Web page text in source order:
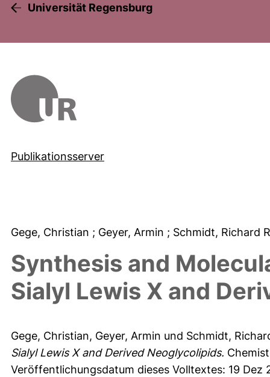
Universität Regensburg
Publikationsserver
Gege, Christian ; Geyer, Armin ; Schmidt, Richard
Synthesis and
Sialyl Lewis X and
Gege, Christian, Geyer, Armin und Schmidt,
Sialyl Lewis X and Derived Neoglycolipids.
Veröffentlichungsdatum dieses Volltextes: 19 Dez